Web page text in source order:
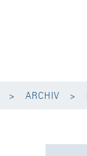
ARCHIV